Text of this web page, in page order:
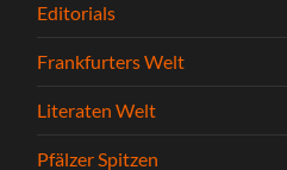
Editorials
Frankfurters Welt
Literaten Welt
Pfälzer Spitzen